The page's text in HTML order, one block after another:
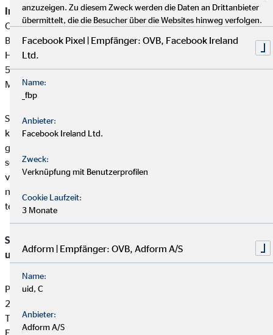
Interne Beschwerdestelle:
OVB Vermögensberatung AG
Bereich Außendienstbetreuung
Heumarkt 1
50667 Köln
Mail:beschwerden@ovb.de
Sofern im Falle einer Kundenbeschwerde ausnahmsweise
keine einvernehmliche Lösung mit unserem Unternehmen
gefunden werden kann, ist unser Unternehmen bereit und
sofern die Kundenbeschwerde Versicherungsprodukte betrifft,
verpflichtet, an einem Streitbeilegungsverfahren vor der
nachstehenden anerkannten Verbraucherschlichtungsstelle
teilzunehmen:
Schlichtungsstelle für gewerbliche Versicherungs-, Anlage-
und Kreditvermittlung
Postfach 101424
20009 Hamburg
Tel: +49 (0) 40 -696 508 - 90
Fax: +49 (0) 40 - 696 508 -91
anzuzeigen. Zu diesem Zweck werden die Daten an Drittanbieter
übermittelt, die die Besucher über die Websites hinweg verfolgen.
Facebook Pixel | Empfänger: OVB, Facebook Ireland
Ltd.
Name:
_fbp
Anbieter:
Facebook Ireland Ltd.
Zweck:
Verknüpfung mit Benutzerprofilen
Cookie Laufzeit:
3 Monate
Adform | Empfänger: OVB, Adform A/S
Name:
uid, C
Anbieter:
Adform A/S